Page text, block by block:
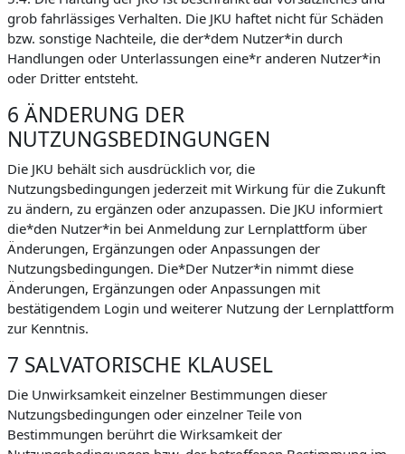
grob fahrlässiges Verhalten. Die JKU haftet nicht für Schäden
bzw. sonstige Nachteile, die der*dem Nutzer*in durch
Handlungen oder Unterlassungen eine*r anderen Nutzer*in
oder Dritter entsteht.
6 ÄNDERUNG DER
NUTZUNGSBEDINGUNGEN
Die JKU behält sich ausdrücklich vor, die
Nutzungsbedingungen jederzeit mit Wirkung für die Zukunft
zu ändern, zu ergänzen oder anzupassen. Die JKU informiert
die*den Nutzer*in bei Anmeldung zur Lernplattform über
Änderungen, Ergänzungen oder Anpassungen der
Nutzungsbedingungen. Die*Der Nutzer*in nimmt diese
Änderungen, Ergänzungen oder Anpassungen mit
bestätigendem Login und weiterer Nutzung der Lernplattform
zur Kenntnis.
7 SALVATORISCHE KLAUSEL
Die Unwirksamkeit einzelner Bestimmungen dieser
Nutzungsbedingungen oder einzelner Teile von
Bestimmungen berührt die Wirksamkeit der